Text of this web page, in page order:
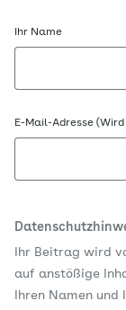
Ihr Name
E-Mail-Adresse
Ihr Beitrag wird
auf anstößige
Ihren Namen